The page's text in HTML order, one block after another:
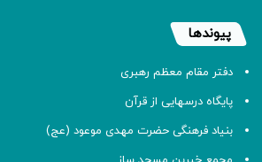
پیوندها
دفتر مقام معظم رهبری
پایگاه درسهایی از قرآن
بنیاد فرهنگی حضرت مهدی موعود (عج)